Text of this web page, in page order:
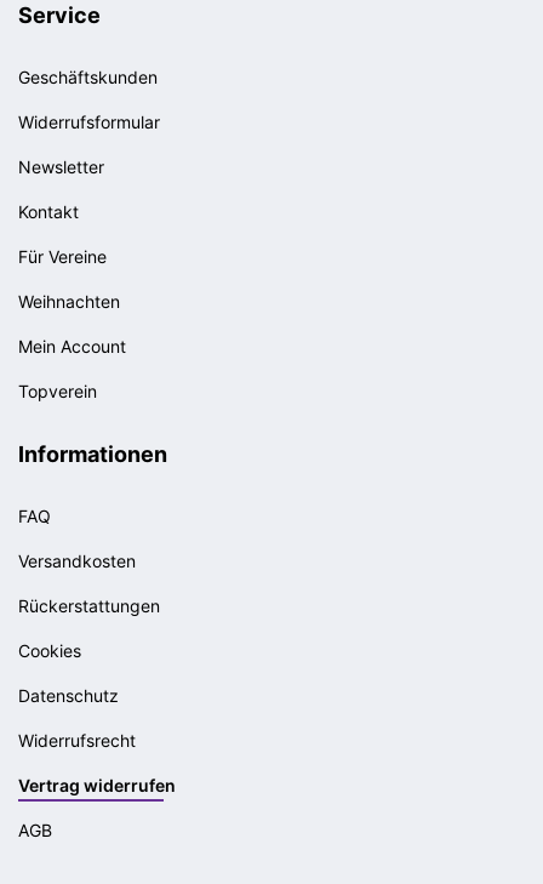
Service
Geschäftskunden
Widerrufsformular
Newsletter
Kontakt
Für Vereine
Weihnachten
Mein Account
Topverein
Informationen
FAQ
Versandkosten
Rückerstattungen
Cookies
Datenschutz
Widerrufsrecht
Vertrag widerrufen
AGB